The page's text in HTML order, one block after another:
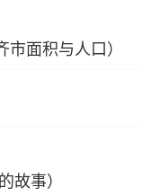
面积与人口）
故事）